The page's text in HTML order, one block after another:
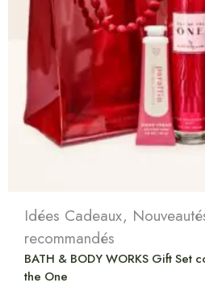
Idées Cadeaux,
recommandés
BATH & BODY WORKS Gift Set
the One